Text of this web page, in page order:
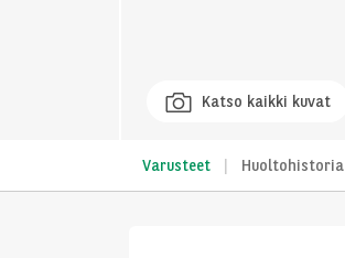
Katso kaikki kuvat
Varusteet Huoltohistoria